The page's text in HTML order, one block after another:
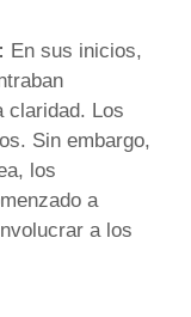
En sus inicios,
claridad. Los
Sin embargo,
los
a
a los